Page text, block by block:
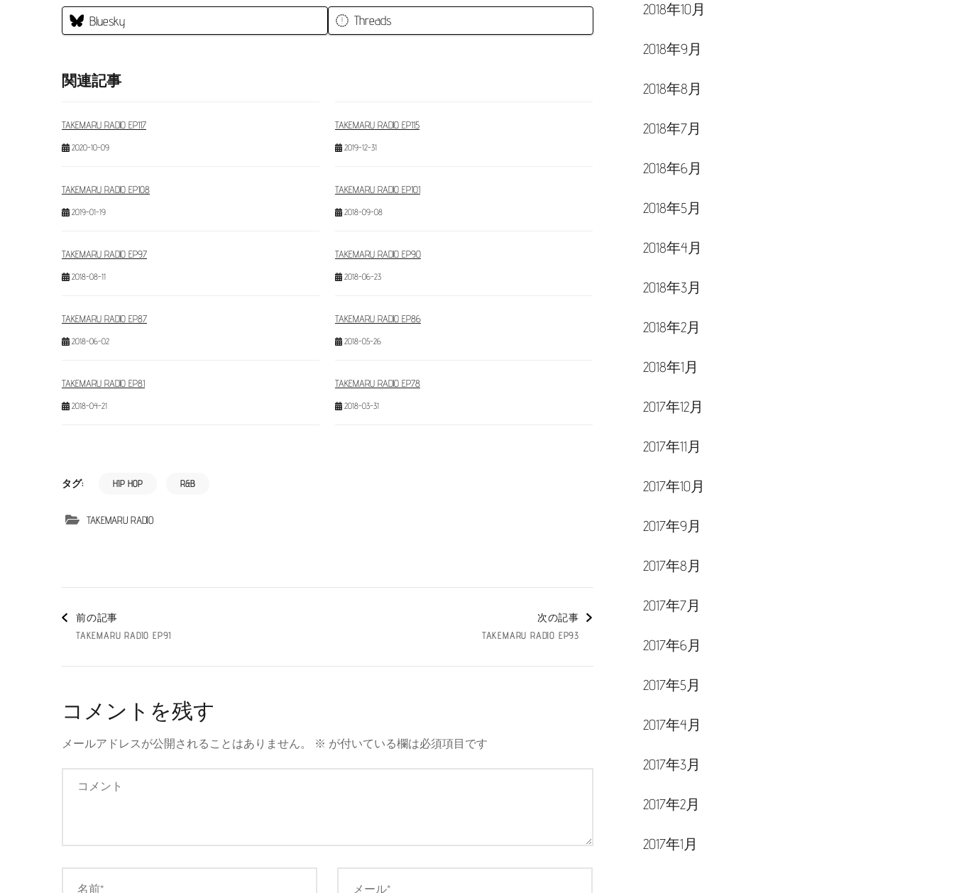
Bluesky Threads
関連記事
TAKEMARU RADIO EP117
2020-10-09
TAKEMARU RADIO EP115
2019-12-31
TAKEMARU RADIO EP108
2019-01-19
TAKEMARU RADIO EP101
2018-09-08
TAKEMARU RADIO EP97
2018-08-11
TAKEMARU RADIO EP90
2018-06-23
TAKEMARU RADIO EP87
2018-06-02
TAKEMARU RADIO EP86
2018-05-26
TAKEMARU RADIO EP81
2018-04-21
TAKEMARU RADIO EP78
2018-03-31
タグ: HIP HOP R&B
TAKEMARU RADIO
投
稿
ナ
ビ
ゲ
ー
前の記事
TAKEMARU RADIO EP91
次の記事
TAKEMARU RADIO EP93
コメントを残す
メールアドレスが公開されることはありません。 ※ が付いている欄は必須項目です
2018年10月
2018年9月
2018年8月
2018年7月
2018年6月
2018年5月
2018年4月
2018年3月
2018年2月
2018年1月
2017年12月
2017年11月
2017年10月
2017年9月
2017年8月
2017年7月
2017年6月
2017年5月
2017年4月
2017年3月
2017年2月
2017年1月